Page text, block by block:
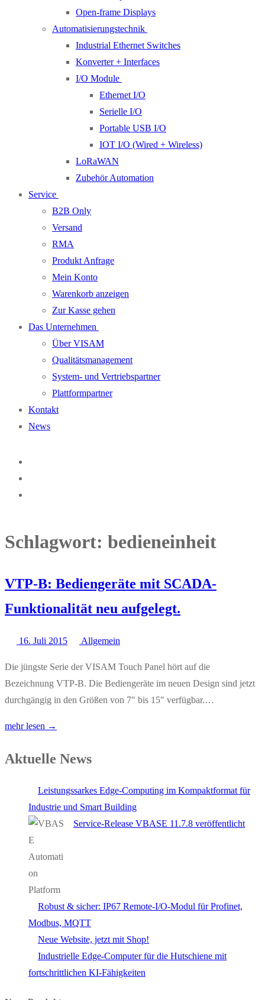
Open-frame Displays
Automatisierungstechnik
Industrial Ethernet Switches
Konverter + Interfaces
I/O Module
Ethernet I/O
Serielle I/O
Portable USB I/O
IOT I/O (Wired + Wireless)
LoRaWAN
Zubehör Automation
Service
B2B Only
Versand
RMA
Produkt Anfrage
Mein Konto
Warenkorb anzeigen
Zur Kasse gehen
Das Unternehmen
Über VISAM
Qualitätsmanagement
System- und Vertriebspartner
Plattformpartner
Kontakt
News
Schlagwort: bedieneinheit
VTP-B: Bediengeräte mit SCADA-
Funktionalität neu aufgelegt.
16. Juli 2015 Allgemein
Die jüngste Serie der VISAM Touch Panel hört auf die
Bezeichnung VTP-B. Die Bediengeräte im neuen Design sind jetzt
durchgängig in den Größen von 7″ bis 15″ verfügbar.…
mehr lesen →
Aktuelle News
Leistungssarkes Edge-Computing im Kompaktformat für
Industrie und Smart Building
Service-Release VBASE 11.7.8 veröffentlicht
Robust & sicher: IP67 Remote-I/O-Modul für Profinet,
Modbus, MQTT
Neue Website, jetzt mit Shop!
Industrielle Edge-Computer für die Hutschiene mit
fortschrittlichen KI-Fähigkeiten